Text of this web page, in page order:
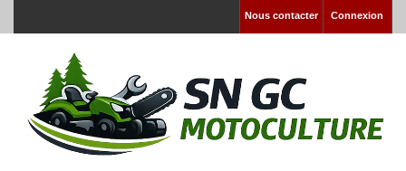
Connexion
Nous contacter